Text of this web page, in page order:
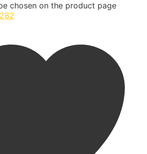
chosen on the product page